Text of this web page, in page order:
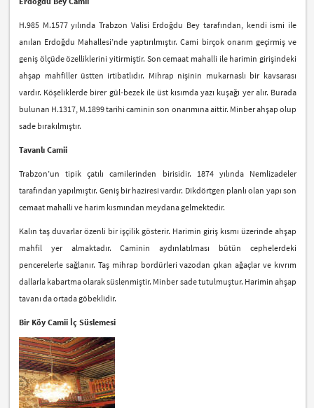
H.985 M.1577 yılında Trabzon Valisi Erdoğdu Bey tarafından, kendi ismi ile
anılan Erdoğdu Mahallesi’nde yaptırılmıştır. Cami birçok onarım geçirmiş ve
geniş ölçüde özelliklerini yitirmiştir. Son cemaat mahalli ile harimin girişindeki
ahşap mahfiller üstten irtibatlıdır. Mihrap nişinin mukarnaslı bir kavsarası
vardır. Köşeliklerde birer gül-bezek ile üst kısımda yazı kuşağı yer alır. Burada
bulunan H.1317, M.1899 tarihi caminin son onarımına aittir. Minber ahşap olup
sade bırakılmıştır.
Tavanlı Camii
Trabzon’un tipik çatılı camilerinden birisidir. 1874 yılında Nemlizadeler
tarafından yapılmıştır. Geniş bir haziresi vardır. Dikdörtgen planlı olan yapı son
cemaat mahalli ve harim kısmından meydana gelmektedir.
Kalın taş duvarlar özenli bir işçilik gösterir. Harimin giriş kısmı üzerinde ahşap
mahfil yer almaktadır. Caminin aydınlatılması bütün cephelerdeki
pencerelerle sağlanır. Taş mihrap bordürleri vazodan çıkan ağaçlar ve kıvrım
dallarla kabartma olarak süslenmiştir. Minber sade tutulmuştur. Harimin ahşap
tavanı da ortada göbeklidir.
Bir Köy Camii İç Süslemesi